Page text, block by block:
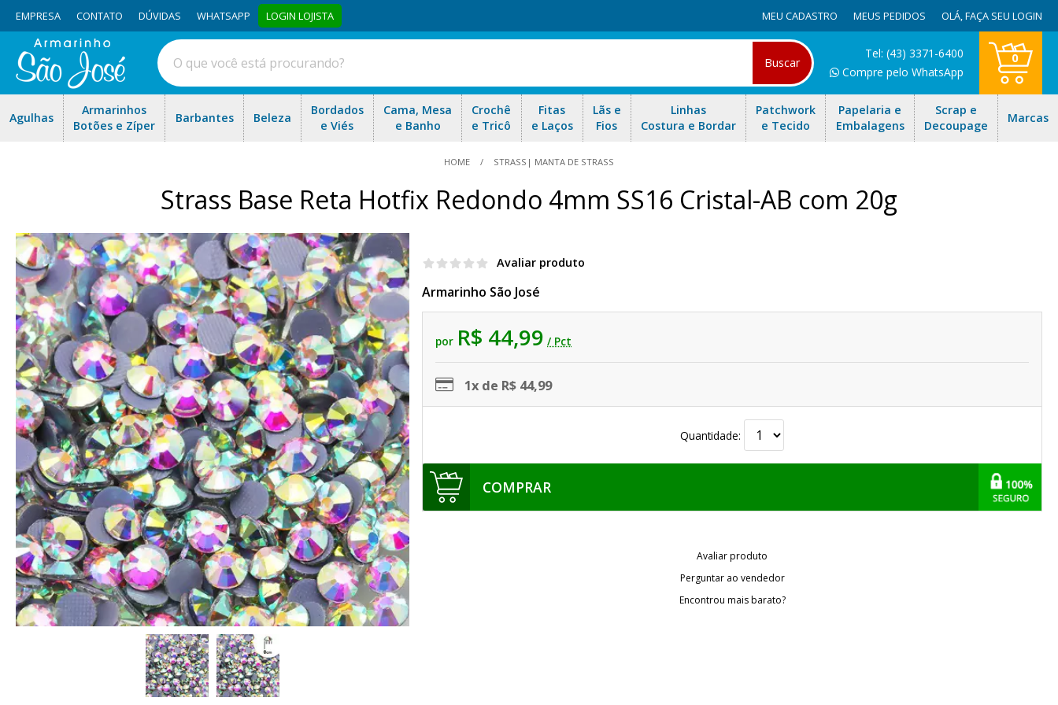
EMPRESA CONTATO DÚVIDAS WHATSAPP LOGIN LOJISTA MEU CADASTRO MEUS PEDIDOS OLÁ,FAÇA SEU LOGIN
Buscar
Tel: (43) 3371-6400
Compre pelo WhatsApp
0
Agulhas
Armarinhos
Botões e Zíper
Barbantes Beleza
Bordados
e Viés
Cama, Mesa
e Banho
Crochê
e Tricô
Fitas
e Laços
Lãs e
Fios
Linhas
Costura e Bordar
Patchwork
e Tecido
Papelaria e
Embalagens
Scrap e
Decoupage
Marcas
HOME STRASS| MANTA DE STRASS
Strass Base Reta Hotfix Redondo 4mm SS16 Cristal-AB com 20g
Avaliar produto
Armarinho São José
por R$ 44,99 / Pct
1x de R$ 44,99
Quantidade:
COMPRAR
Avaliar produto
Perguntar ao vendedor
Encontrou mais barato?